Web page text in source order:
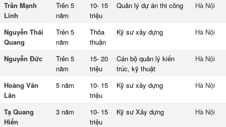
Trần Mạnh
Linh
Trên 5
năm
10- 15
triệu
Quản lý dự án thi công Hà Nội
Nguyễn Thái
Quang
Trên 5
năm
Thỏa
thuận
Kỹ sư xây dựng Hà Nội
Nguyễn Đức
Trên 5
năm
15- 20
triệu
Cán bộ quản lý kiến
trúc, kỹ thuật
Hà Nội
Hoàng Văn
Lân
5 năm
10- 15
triệu
Kỹ sư xây dựng Hà Nội
Tạ Quang
Hiến
3 năm
10- 15
triệu
Kỹ sư Xây dựng Hà Nội